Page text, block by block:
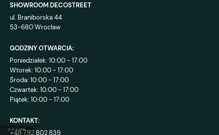
SHOWROOM DECOSTREET
ul. Braniborska 44
53-680 Wrocław
GODZINY OTWARCIA:
Poniedziałek: 10:00 - 17:00
Wtorek: 10:00 - 17:00
Środa: 10:00 - 17:00
Czwartek: 10:00 - 17:00
Piątek: 10:00 - 17:00
KONTAKT:
+48 792 802 839